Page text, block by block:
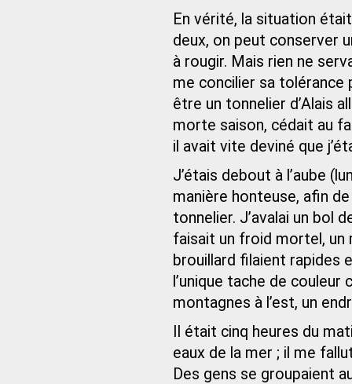
En vérité, la situation
deux, on peut conserver
à rougir. Mais rien ne
me concilier sa tolérance
être un tonnelier d’Alais
morte saison, cédait au
il avait vite deviné que
J’étais debout à l’aube
manière honteuse, afin
tonnelier. J’avalai un bol
faisait un froid mortel, un
brouillard filaient rapides
l’unique tache de
montagnes à l’est, un
Il était cinq heures du
eaux de la mer ; il me
Des gens se groupaient